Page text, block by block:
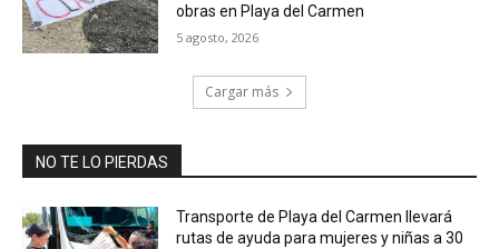
obras en Playa del Carmen
5 agosto, 2026
Cargar más
NO TE LO PIERDAS
Transporte de Playa del Carmen llevará
rutas de ayuda para mujeres y niñas a 30